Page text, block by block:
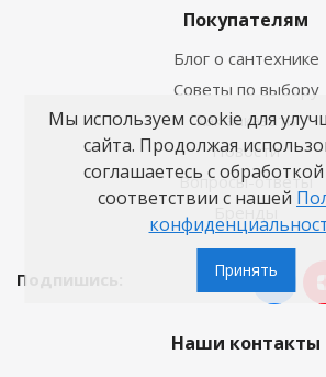
Покупателям
Блог о сантехнике
Советы по выбору
Как заказать
Новости
Вопросы-ответы
Подпишись:
Наши контакты
Мы используем cookie для
сайта. Продолжая
соглашаетесь с
соответствии с нашей
Принять